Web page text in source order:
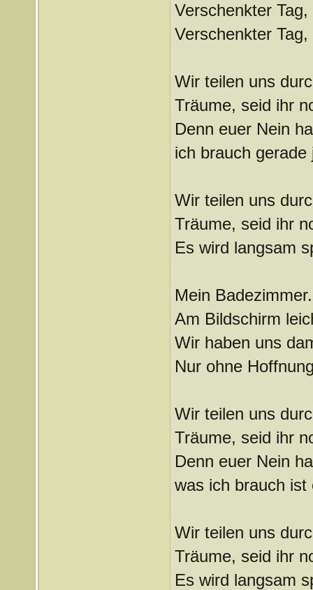
Verschenkter
Verschenkter
Wir teilen uns
Träume, seid ihr
Denn euer Nein
ich brauch gerade
Wir teilen uns
Träume, seid ihr
Es wird langsam
Mein
Am Bildschirm
Wir haben uns
Nur ohne
Wir teilen uns
Träume, seid ihr
Denn euer Nein
was ich brauch ist
Wir teilen uns
Träume, seid ihr
Es wird langsam